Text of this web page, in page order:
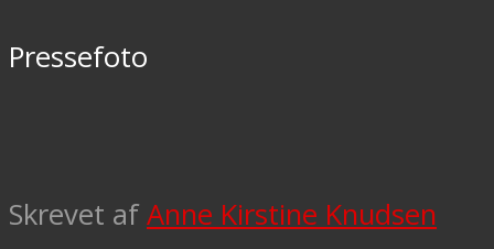
Pressefoto
Skrevet afAnne Kirstine Knudsen